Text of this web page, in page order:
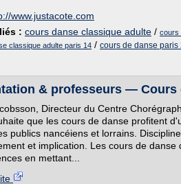
www.justacote.com
: cours danse classique adulte / cours
classique adulte paris 14 / cours de danse paris
& professeurs — Cours
Directeur du Centre
que les cours de danse profitent
publics nancéiens et lorrains.
et implication. Les cours de
en mettant...